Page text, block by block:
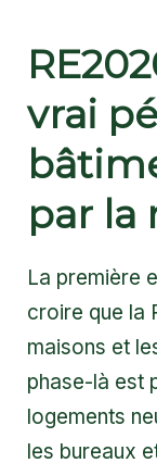
vrai
par la
La première
croire que la
maisons et
phase-là est
logements
les bureaux